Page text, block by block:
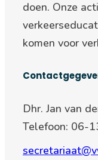
doen. Onze
komen voor
Dhr. Jan van
Telefoon: 06-